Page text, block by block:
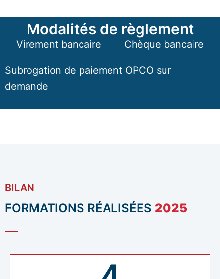
Modalités de règlement
Virement bancaire Chèque bancaire
Subrogation de paiement OPCO sur
demande
BILAN
FORMATIONS RÉALISÉES 2025